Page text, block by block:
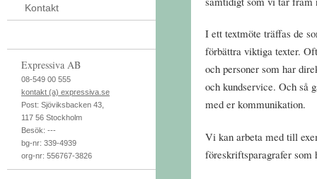
Kontakt
Expressiva AB
08-549 00 555
kontakt (a) expressiva.se
Post: Sjöviksbacken 43
117 56 Stockholm
Besök: ---
bg-nr: 339-4939
org-nr: 556767-3826
I ett textmöte träffas de
förbättra viktiga texter.
och personer som har
och kundservice. Och så
med er kommunikation.
Vi kan arbeta med till
föreskriftsparagrafer som